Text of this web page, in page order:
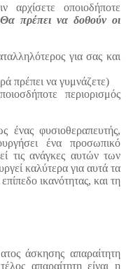
οποιοδήποτε
Θα πρέπει να δοθούν οι
για σας και
πρέπει να γυμνάζετε)
περιορισμός
ένας φυσιοθεραπευτής,
ένα προσωπικό
τις ανάγκες αυτών των
καλύτερα για αυτά τα
ικανότητας, και τη
άσκησης απαραίτητη
απαραίτητη είναι η